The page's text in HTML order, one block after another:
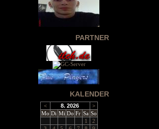
PARTNER
KALENDER
< 8. 2026
>
Mo Di Mi Do Fr Sa So
1
2